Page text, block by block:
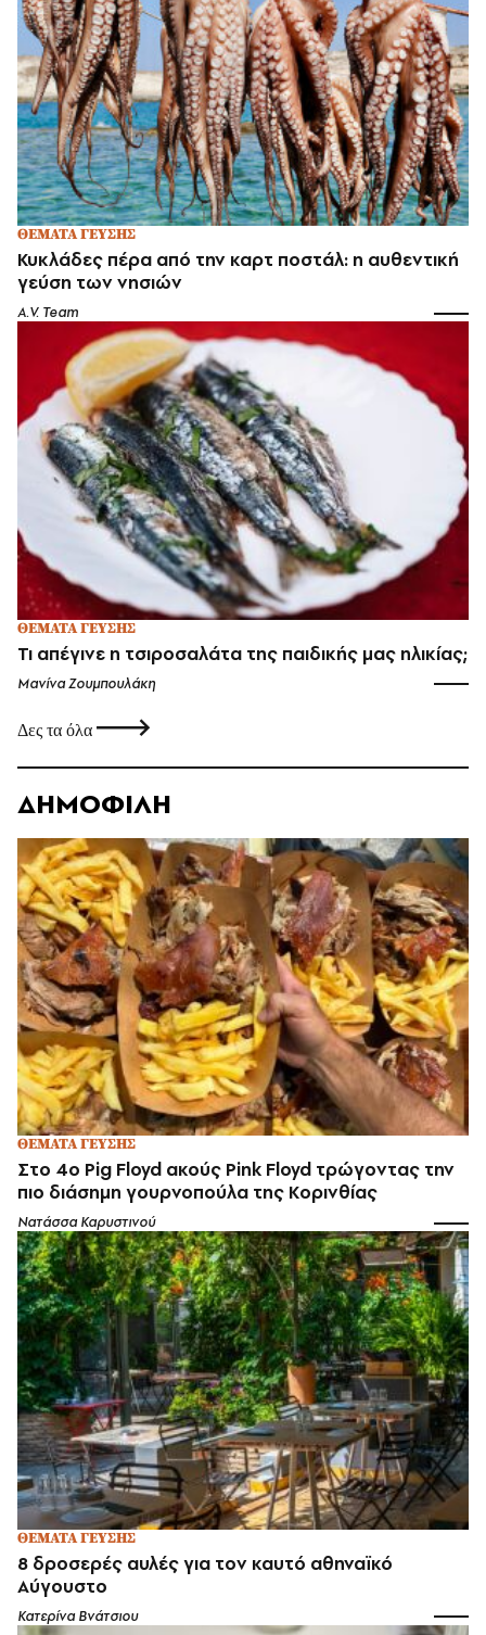
ΘΕΜΑΤΑ ΓΕΥΣΗΣ
Κυκλάδες πέρα από την καρτ ποστάλ: η αυθεντική
γεύση των νησιών
A.V. Team
ΘΕΜΑΤΑ ΓΕΥΣΗΣ
Τι απέγινε η τσιροσαλάτα της παιδικής μας ηλικίας;
Μανίνα Ζουμπουλάκη
Δες τα όλα
ΔΗΜΟΦΙΛΗ
ΘΕΜΑΤΑ ΓΕΥΣΗΣ
Στο 4ο Pig Floyd ακούς Pink Floyd τρώγοντας την
πιο διάσημη γουρνοπούλα της Κορινθίας
Νατάσσα Καρυστινού
ΘΕΜΑΤΑ ΓΕΥΣΗΣ
8 δροσερές αυλές για τον καυτό αθηναϊκό
Αύγουστο
Κατερίνα Βνάτσιου